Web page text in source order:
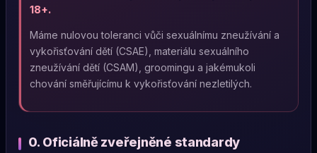
18+.
Máme nulovou toleranci vůči sexuálnímu zneužívání a
vykořisťování dětí (CSAE), materiálu sexuálního
zneužívání dětí (CSAM), groomingu a jakémukoli
chování směřujícímu k vykořisťování nezletilých.
0. Oficiálně zveřejněné standardy